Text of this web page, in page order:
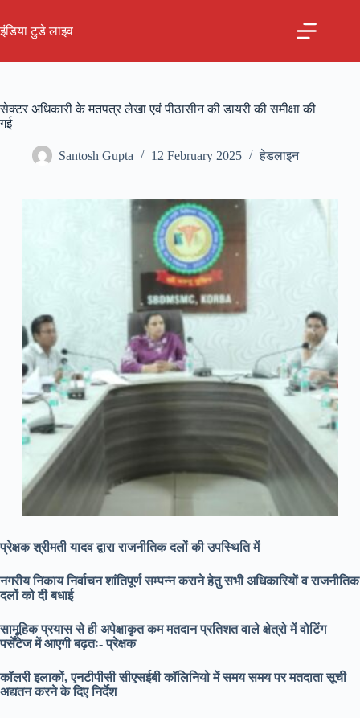
content
इंडिया टुडे लाइव
सेक्टर अधिकारी के मतपत्र लेखा एवं पीठासीन की डायरी की समीक्षा की
गई
Santosh Gupta 12 February 2025 हेडलाइन
प्रेक्षक श्रीमती यादव द्वारा राजनीतिक दलों की उपस्थिति में
नगरीय निकाय निर्वाचन शांतिपूर्ण सम्पन्न कराने हेतु सभी अधिकारियों व राजनीतिक
दलों को दी बधाई
सामूहिक प्रयास से ही अपेक्षाकृत कम मतदान प्रतिशत वाले क्षेत्रो में वोटिंग
पर्सेंटेज में आएगी बढ़तः- प्रेक्षक
कॉलरी इलाकों, एनटीपीसी सीएसईबी कॉलिनियो में समय समय पर मतदाता सूची
अद्यतन करने के दिए निर्देश